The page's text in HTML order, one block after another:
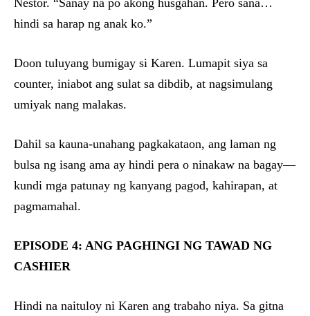
Nestor. “Sanay na po akong husgahan. Pero sana…
hindi sa harap ng anak ko.”
Doon tuluyang bumigay si Karen. Lumapit siya sa
counter, iniabot ang sulat sa dibdib, at nagsimulang
umiyak nang malakas.
Dahil sa kauna-unahang pagkakataon, ang laman ng
bulsa ng isang ama ay hindi pera o ninakaw na bagay—
kundi mga patunay ng kanyang pagod, kahirapan, at
pagmamahal.
EPISODE 4: ANG PAGHINGI NG TAWAD NG
CASHIER
Hindi na naituloy ni Karen ang trabaho niya. Sa gitna